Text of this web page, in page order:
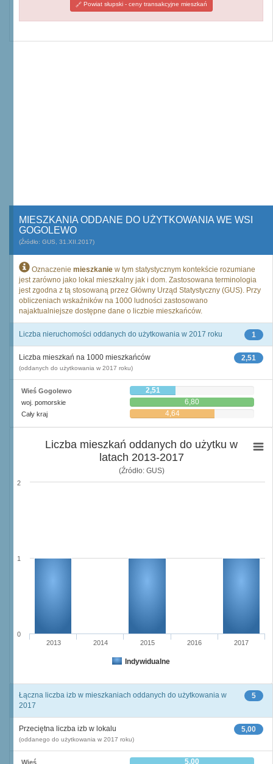
Powiat słupski - ceny transakcyjne mieszkań
MIESZKANIA ODDANE DO UŻYTKOWANIA WE WSI
GOGOLEWO
(Źródło: GUS, 31.XII.2017)
Oznaczenie mieszkanie w tym statystycznym kontekście rozumiane
jest zarówno jako lokal mieszkalny jak i dom. Zastosowana terminologia
jest zgodna z tą stosowaną przez Główny Urząd Statystyczny (GUS). Przy
obliczeniach wskaźników na 1000 ludności zastosowano
najaktualniejsze dostępne dane o liczbie mieszkańców.
1
Liczba nieruchomości oddanych do użytkowania w 2017 roku
2,51
Liczba mieszkań na 1000 mieszkańców
(oddanych do użytkowania w 2017 roku)
Wieś Gogolewo 2,51
woj. pomorskie 6,80
Cały kraj 4,64
Liczba mieszkań oddanych do użytku w
latach 2013-2017
(Źródło: GUS)
Indywidualne
2013 2014 2015 2016 2017
0
1
2
5
Łączna liczba izb w mieszkaniach oddanych do użytkowania w
2017
5,00
Przeciętna liczba izb w lokalu
(oddanego do użytkowania w 2017 roku)
Wieś 5,00